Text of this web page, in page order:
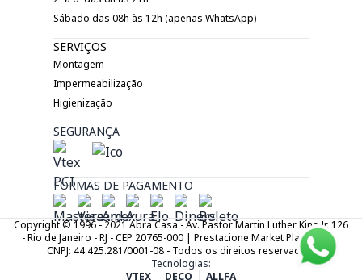
Sábado das 08h às 12h (apenas WhatsApp)
SERVIÇOS
Montagem
Impermeabilização
Higienização
SEGURANÇA
FORMAS DE PAGAMENTO
Copyright © 1996 - 2021 Abra Casa - Av. Pastor Martin Luther King Jr. 126
- Rio de Janeiro - RJ - CEP 20765-000 | Prestacione Market Place LTDA.
CNPJ: 44.425.281/0001-08 - Todos os direitos reservados.
Tecnologias:
VTEX
DECO ALLFA